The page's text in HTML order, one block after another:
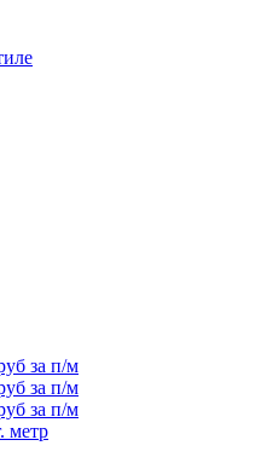
за п/м
за п/м
за п/м
метр